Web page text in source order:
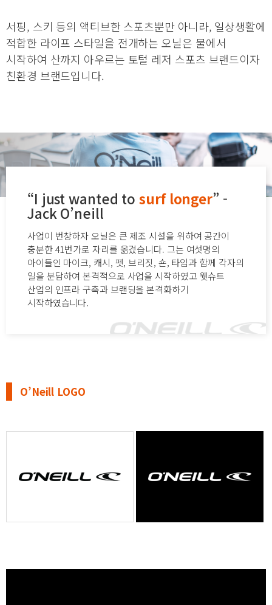
서핑, 스키 등의 액티브한 스포츠뿐만 아니라, 일상생활에
적합한 라이프 스타일을 전개하는 오닐은 물에서
시작하여 산까지 아우르는 토털 레저 스포츠 브랜드이자
친환경 브랜드입니다.
“I just wanted tosurf longer” -
Jack O’neill
사업이 번창하자 오닐은 큰 제조 시설을 위하여 공간이
충분한 41번가로 자리를 옮겼습니다. 그는 여섯명의
아이들인 마이크, 캐시, 펫, 브리짓, 숀, 타임과 함께 각자의
일을 분담하여 본격적으로 사업을 시작하였고 웻슈트
산업의 인프라 구축과 브랜딩을 본격화하기
시작하였습니다.
O’Neill LOGO